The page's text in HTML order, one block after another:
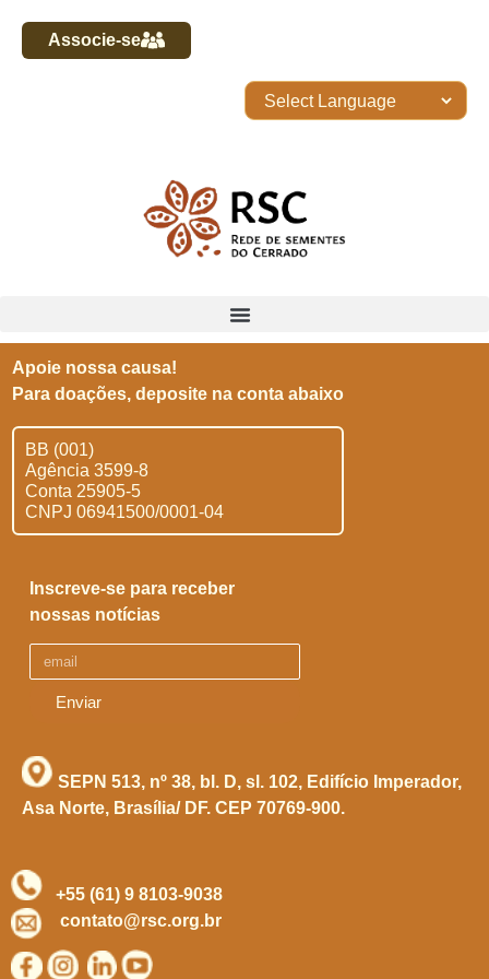
Associe-se
Apoie nossa causa!
Para doações, deposite na conta abaixo
BB (001)
Agência 3599-8
Conta 25905-5
CNPJ 06941500/0001-04
Enviar
Inscreve-se para receber
nossas notícias
SEPN 513, nº 38, bl. D, sl. 102, Edifício Imperador,
Asa Norte, Brasília/ DF. CEP 70769-900.
+55 (61) 9 8103-9038
contato@rsc.org.br